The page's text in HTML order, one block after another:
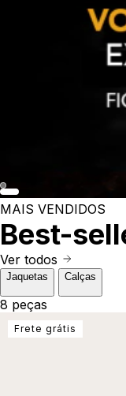
MAIS VENDIDOS
Best-
Ver todos
Jaquetas Calças
8 peças
Frete grátis